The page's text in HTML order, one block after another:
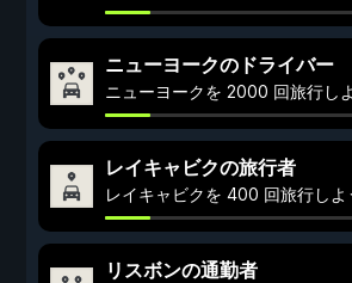
ニューヨークのドライバー
ニューヨークを 2000 回旅行しよ
レイキャビクの旅行者
レイキャビクを 400 回旅行しよ
リスボンの通勤者